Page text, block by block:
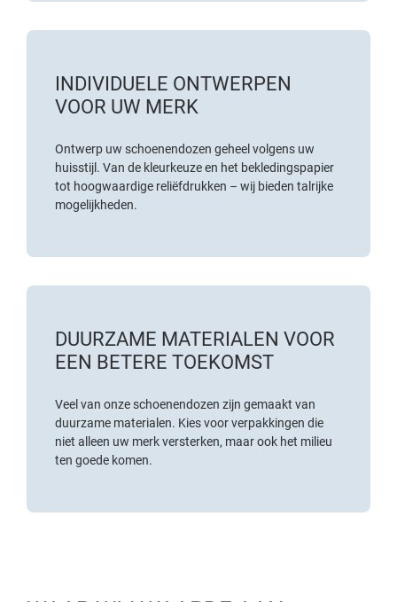
INDIVIDUELE ONTWERPEN
VOOR UW MERK
Ontwerp uw schoenendozen geheel volgens uw
huisstijl. Van de kleurkeuze en het bekledingspapier
tot hoogwaardige reliëfdrukken – wij bieden talrijke
mogelijkheden.
DUURZAME MATERIALEN VOOR
EEN BETERE TOEKOMST
Veel van onze schoenendozen zijn gemaakt van
duurzame materialen. Kies voor verpakkingen die
niet alleen uw merk versterken, maar ook het milieu
ten goede komen.